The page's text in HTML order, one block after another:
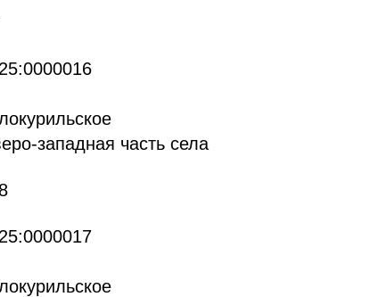
западная часть села